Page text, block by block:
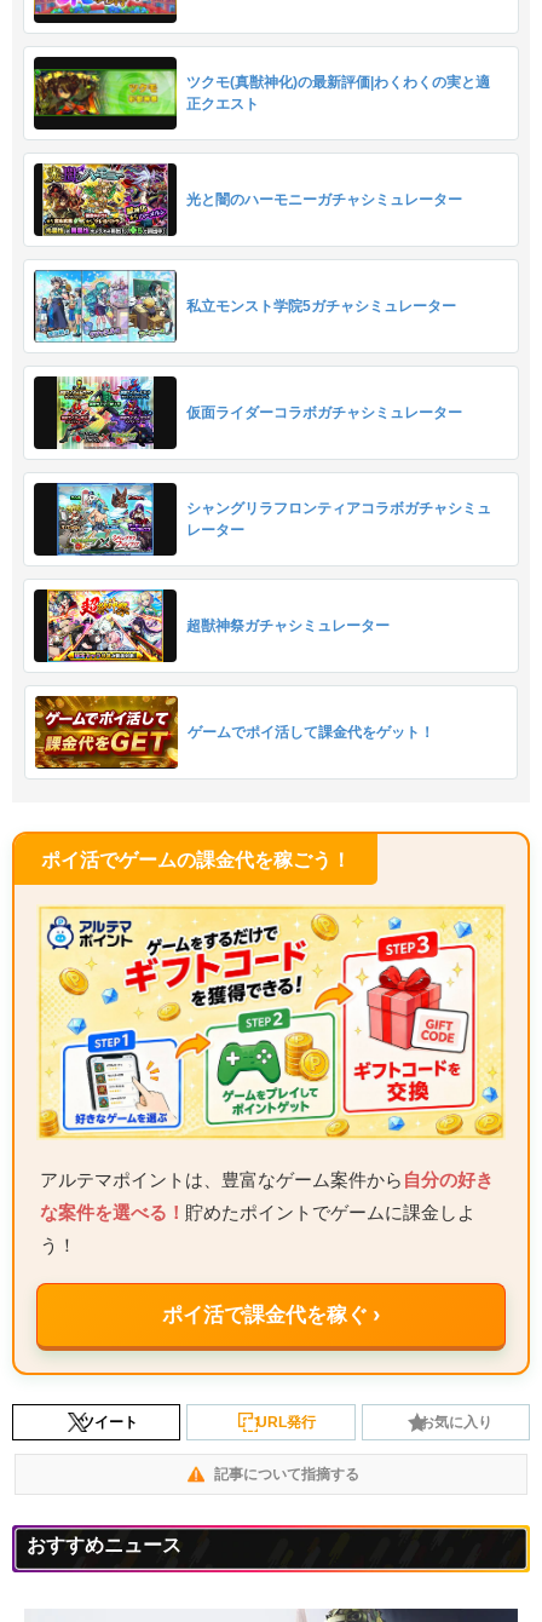
ツクモ(真獣神化)の最新評価|わくわくの実と適
正クエスト
光と闇のハーモニーガチャシミュレーター
私立モンスト学院5ガチャシミュレーター
仮面ライダーコラボガチャシミュレーター
シャングリラフロンティアコラボガチャシミュ
レーター
超獣神祭ガチャシミュレーター
ゲームでポイ活して課金代をゲット！
ポイ活でゲームの課金代を稼ごう！
アルテマポイントは、豊富なゲーム案件から 自分の好き
な案件を選べる！ 貯めたポイントでゲームに課金しよ
う！
ポイ活で課金代を稼ぐ ›
ツイート URL発行 お気に入り
記事について指摘する
おすすめニュース